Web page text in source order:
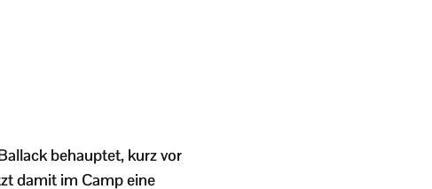
behauptet, kurz vor
damit im Camp eine